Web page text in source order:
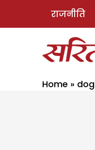
राजनीति
Home » dog